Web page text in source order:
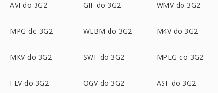
AVI do 3G2 GIF do 3G2 WMV do 3G2
MPG do 3G2 WEBM do 3G2 M4V do 3G2
MKV do 3G2 SWF do 3G2 MPEG do 3G2
FLV do 3G2 OGV do 3G2 ASF do 3G2